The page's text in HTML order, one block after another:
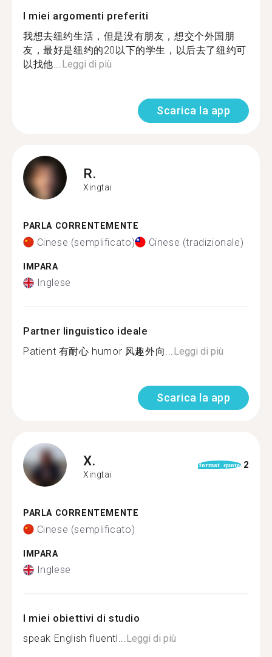
I miei argomenti preferiti
我想去纽约生活，但是没有朋友，想交个外国朋
友，最好是纽约的20以下的学生，以后去了纽约可
以找他...Leggi di più
Scarica la app
R.
Xingtai
PARLA CORRENTEMENTE
Cinese (semplificato) Cinese (tradizionale)
IMPARA
Inglese
Partner linguistico ideale
Patient 有耐心 humor 风趣外向...Leggi di più
Scarica la app
X.
Xingtai
format_quote 2
PARLA CORRENTEMENTE
Cinese (semplificato)
IMPARA
Inglese
I miei obiettivi di studio
speak English fluentl...Leggi di più